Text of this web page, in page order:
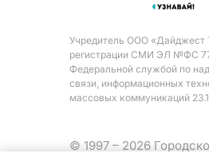
Учредитель ООО «Дайджест
регистрации СМИ ЭЛ №ФС
Федеральной службой по
связи, информационных
массовых коммуникаций
© 1997 – 2026